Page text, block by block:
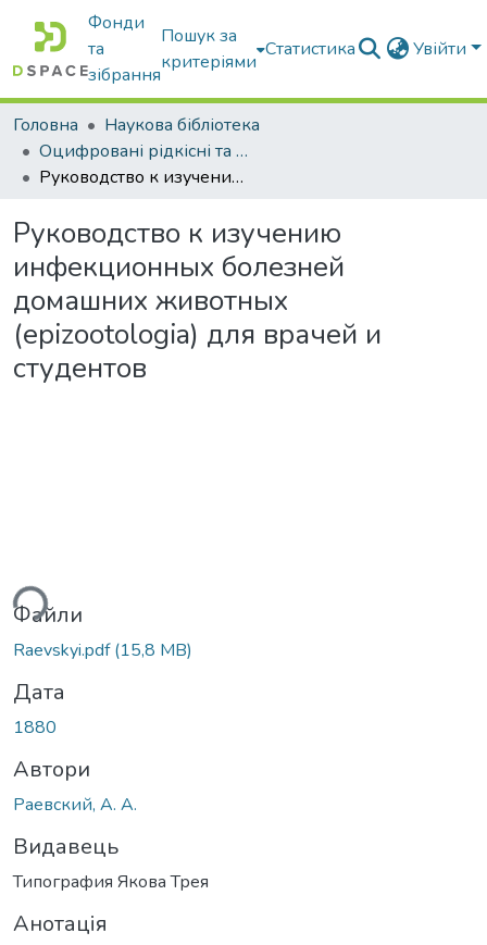
Фонди
та
зібрання
Пошук за
критеріями
Статистика Увійти
Головна
Наукова бібліотека
Оцифровані рідкісні та цінні видання з фонду наукової бібліотеки
Руководство к изучению инфекционных болезней домашних животных (epizootologia) для врачей и студентов
Руководство к изучению
инфекционных болезней
домашних животных
(epizootologia) для врачей и
студентов
Файли
Raevskyi.pdf(15,8 MB)
Дата
1880
Автори
Раевский, А. А.
Видавець
Типография Якова Трея
Анотація